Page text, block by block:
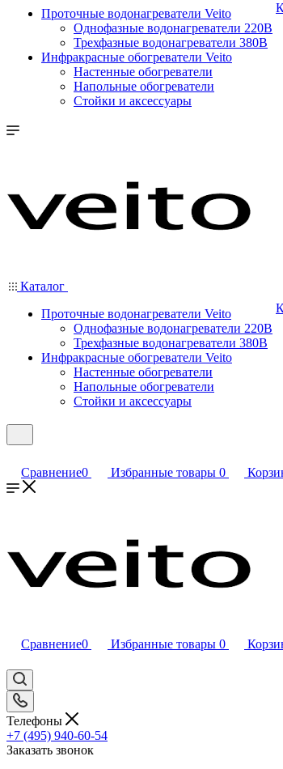
Проточные водонагреватели Veito
Однофазные водонагреватели 220В
Трехфазные водонагреватели 380В
Инфракрасные обогреватели Veito
Настенные обогреватели
Напольные обогреватели
Стойки и аксессуары
Каталог
Проточные водонагреватели Veito
Однофазные водонагреватели 220В
Трехфазные водонагреватели 380В
Инфракрасные обогреватели Veito
Настенные обогреватели
Напольные обогреватели
Стойки и аксессуары
Сравнение0 Избранные товары 0
Сравнение0 Избранные товары 0
Телефоны
+7 (495) 940-60-54
Заказать звонок